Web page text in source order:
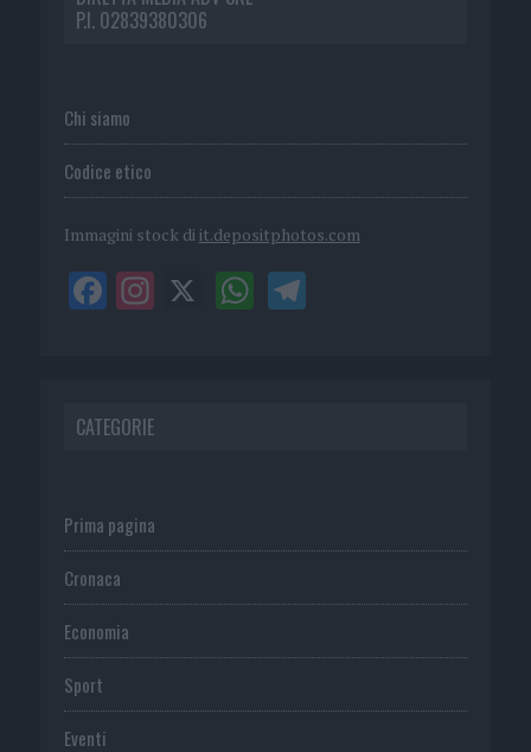
P.I. 02839380306
Chi siamo
Codice etico
Immagini stock di it.depositphotos.com
CATEGORIE
Prima pagina
Cronaca
Economia
Sport
Eventi